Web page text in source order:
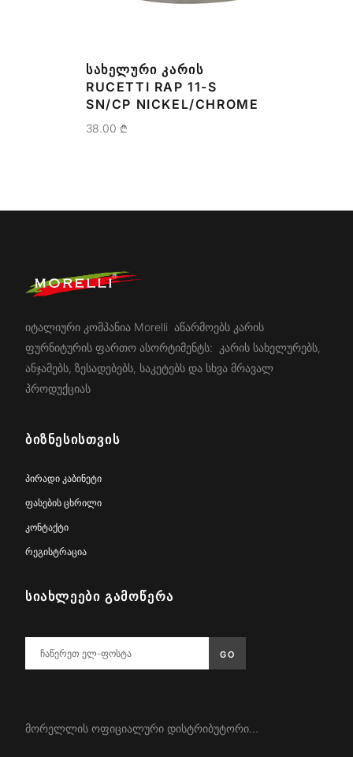
ᲡᲐᲮᲔᲚᲣᲠᲘ ᲙᲐᲠᲘᲡ
RUCETTI RAP 11-S
SN/CP NICKEL/CHROME
38.00 ₾
იტალიური კომპანია Morelli აწარმოებს კარის
ფურნიტურის ფართო ასორტიმენტს: კარის სახელურებს,
ანჯამებს, ზესადებებს, საკეტებს და სხვა მრავალ
პროდუქციას
ᲑᲘᲖᲜᲔᲡᲘᲡᲗᲕᲘᲡ
პირადი კაბინეტი
ფასების ცხრილი
კონტაქტი
რეგისტრაცია
ᲡᲘᲐᲮᲚᲔᲔᲑᲘ ᲒᲐᲛᲝᲬᲔᲠᲐ
მორელლის ოფიციალური დისტრიბუტორი...